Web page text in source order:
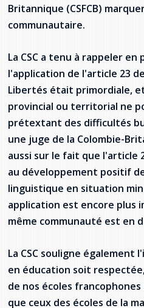
Pamela Tucker
Brian Kizner
Marc-Alexandre
Stacy Smith
Nancy Dillon
Clare Halleran
Joseph Kayumba
Dominic Demers
Yulia Kudryakova
Britannique (CSFCB)
communautaire.
La CSC a tenu à rappeler
l'application de l'article 23
Libertés était primordiale,
provincial ou territorial ne
prétextant des difficultés
une juge de la Colombie-
aussi sur le fait que l'article
au développement positif
linguistique en situation
application est encore plus
même communauté est en
La CSC souligne
en éducation soit
de nos écoles
que ceux des écoles de la